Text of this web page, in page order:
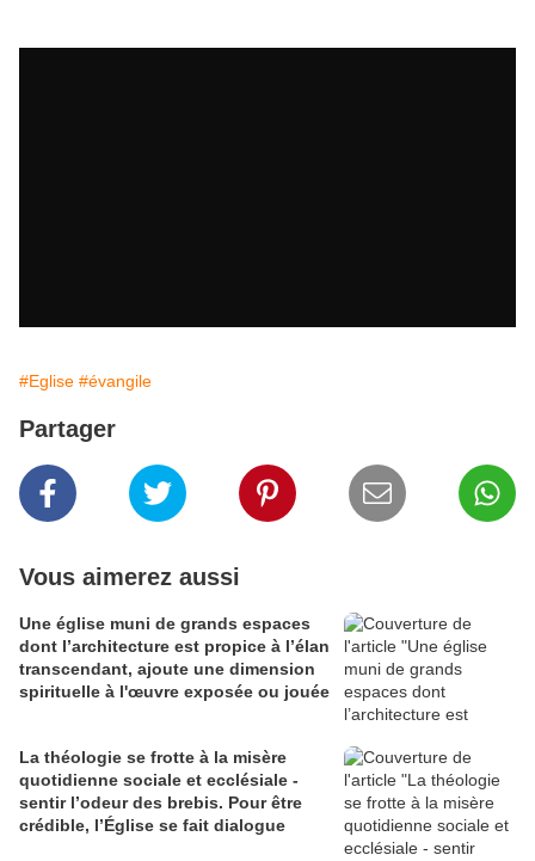
#Eglise #évangile
Partager
Vous aimerez aussi
Une église muni de grands espaces
dont l’architecture est propice à l’élan
transcendant, ajoute une dimension
spirituelle à l'œuvre exposée ou jouée
La théologie se frotte à la misère
quotidienne sociale et ecclésiale -
sentir l’odeur des brebis. Pour être
crédible, l’Église se fait dialogue